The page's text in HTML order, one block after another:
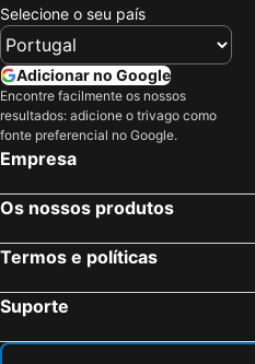
Selecione o seu país
Adicionar no Google
Encontre facilmente os nossos
resultados: adicione o trivago como
fonte preferencial no Google.
Empresa
Os nossos produtos
Termos e políticas
Suporte